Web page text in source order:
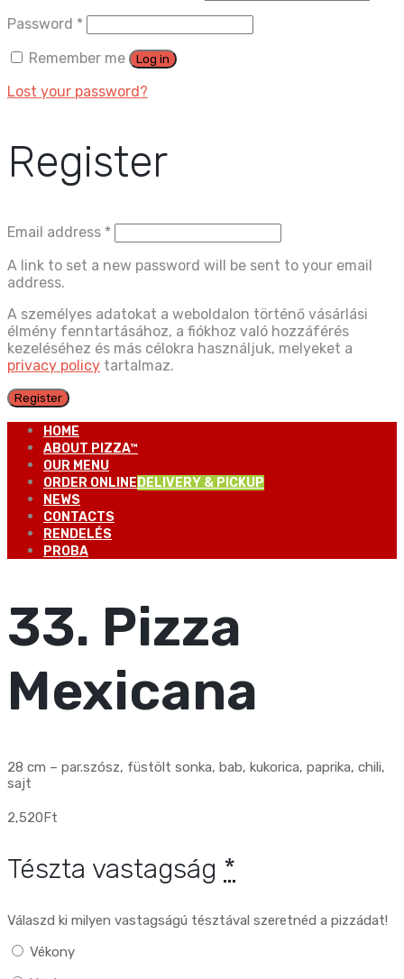
Password *
Remember me
Log in
Lost your password?
Register
Email address *
A link to set a new password will be sent to your email
address.
A személyes adatokat a weboldalon történő vásárlási
élmény fenntartásához, a fiókhoz való hozzáférés
kezeléséhez és más célokra használjuk, melyeket a
privacy policy tartalmaz.
Register
HOME
ABOUT PIZZA™
OUR MENU
ORDER ONLINE DELIVERY & PICKUP
NEWS
CONTACTS
RENDELÉS
PROBA
33. Pizza
Mexicana
28 cm – par.szósz, füstölt sonka, bab, kukorica, paprika, chili,
sajt
2,520Ft
Tészta vastagság *
Válaszd ki milyen vastagságú tésztával szeretnéd a pizzádat!
Vékony